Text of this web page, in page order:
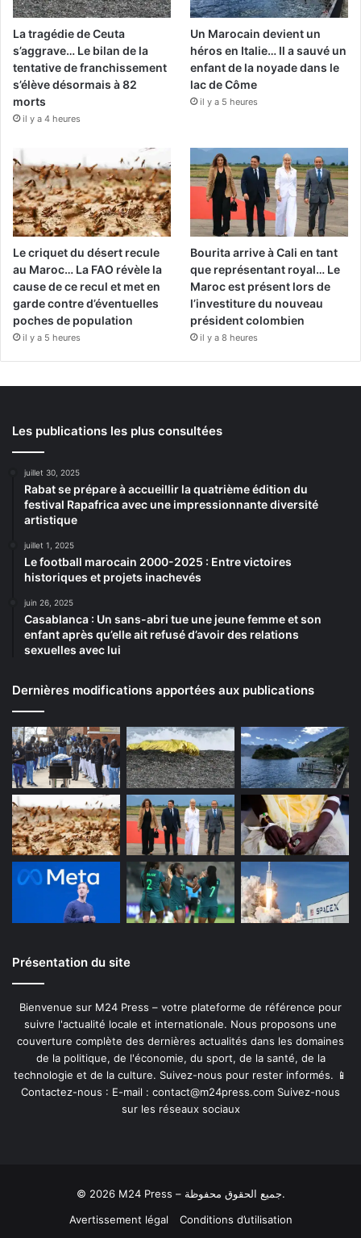
La tragédie de Ceuta
s’aggrave… Le bilan de la
tentative de franchissement
s’élève désormais à 82
morts
il y a 4 heures
Un Marocain devient un
héros en Italie… Il a sauvé un
enfant de la noyade dans le
lac de Côme
il y a 5 heures
Le criquet du désert recule
au Maroc… La FAO révèle la
cause de ce recul et met en
garde contre d’éventuelles
poches de population
il y a 5 heures
Bourita arrive à Cali en tant
que représentant royal… Le
Maroc est présent lors de
l’investiture du nouveau
président colombien
il y a 8 heures
Les publications les plus consultées
juillet 30, 2025
Rabat se prépare à accueillir la quatrième édition du
festival Rapafrica avec une impressionnante diversité
artistique
juillet 1, 2025
Le football marocain 2000-2025 : Entre victoires
historiques et projets inachevés
juin 26, 2025
Casablanca : Un sans-abri tue une jeune femme et son
enfant après qu’elle ait refusé d’avoir des relations
sexuelles avec lui
Dernières modifications apportées aux publications
Présentation du site
Bienvenue sur M24 Press – votre plateforme de référence pour
suivre l'actualité locale et internationale. Nous proposons une
couverture complète des dernières actualités dans les domaines
de la politique, de l'économie, du sport, de la santé, de la
technologie et de la culture. Suivez-nous pour rester informés. 📱
Contactez-nous : E-mail : contact@m24press.com Suivez-nous
sur les réseaux sociaux
© 2026 M24 Press – جميع الحقوق محفوظة.
Avertissement légal
Conditions d’utilisation